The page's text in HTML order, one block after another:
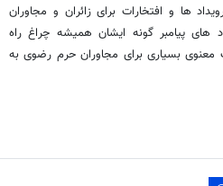
ها و افتخارات برای زائران و مجاوران
پیامبر گونه ایشان همیشه چراغ راه
معنوی بسیاری برای مجاوران حرم رضوی به